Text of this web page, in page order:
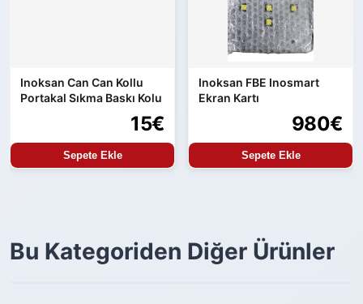
Inoksan Can Can Kollu
Portakal Sıkma Baskı Kolu
15€
Sepete Ekle
Inoksan FBE Inosmart
Ekran Kartı
980€
Sepete Ekle
Bu Kategoriden Diğer Ürünler